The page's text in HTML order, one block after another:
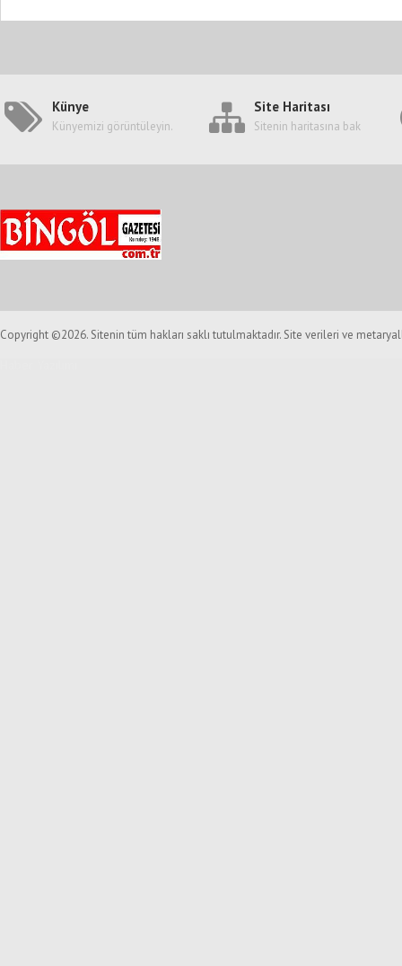
Künye
Künyemizi görüntüleyin.
Site Haritası
Sitenin haritasına bak
Copyright ©2026. Sitenin tüm hakları saklı tutulmaktadır. Site verileri ve